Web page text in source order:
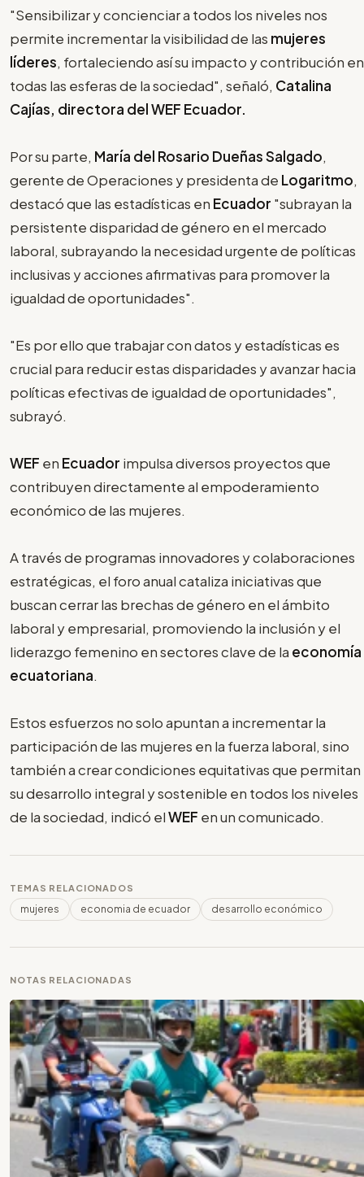
"Sensibilizar y concienciar a todos los niveles nos
permite incrementar la visibilidad de las mujeres
líderes, fortaleciendo así su impacto y contribución en
todas las esferas de la sociedad", señaló, Catalina
Cajías, directora del WEF Ecuador.
Por su parte, María del Rosario Dueñas Salgado,
gerente de Operaciones y presidenta de Logaritmo,
destacó que las estadísticas en Ecuador "subrayan la
persistente disparidad de género en el mercado
laboral, subrayando la necesidad urgente de políticas
inclusivas y acciones afirmativas para promover la
igualdad de oportunidades".
"Es por ello que trabajar con datos y estadísticas es
crucial para reducir estas disparidades y avanzar hacia
políticas efectivas de igualdad de oportunidades",
subrayó.
WEF en Ecuador impulsa diversos proyectos que
contribuyen directamente al empoderamiento
económico de las mujeres.
A través de programas innovadores y colaboraciones
estratégicas, el foro anual cataliza iniciativas que
buscan cerrar las brechas de género en el ámbito
laboral y empresarial, promoviendo la inclusión y el
liderazgo femenino en sectores clave de la economía
ecuatoriana.
Estos esfuerzos no solo apuntan a incrementar la
participación de las mujeres en la fuerza laboral, sino
también a crear condiciones equitativas que permitan
su desarrollo integral y sostenible en todos los niveles
de la sociedad, indicó elWEF en un comunicado.
TEMAS RELACIONADOS
mujeres economia de ecuador desarrollo económico
NOTAS RELACIONADAS